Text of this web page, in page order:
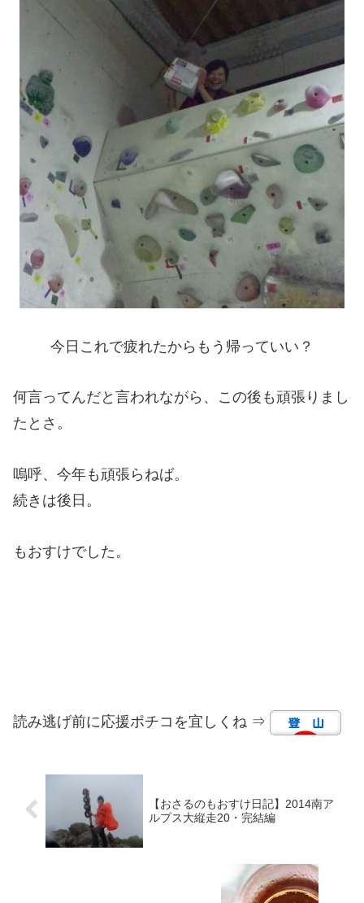
今日これで疲れたからもう帰っていい？
何言ってんだと言われながら、この後も頑張りまし
たとさ。
嗚呼、今年も頑張らねば。
続きは後日。
もおすけでした。
読み逃げ前に応援ポチコを宜しくね ⇒
【おさるのもおすけ日記】2014南ア
ルプス大縦走20・完結編